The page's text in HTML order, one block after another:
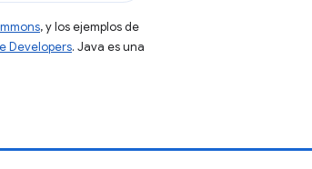
, y los ejemplos de
Developers. Java es una